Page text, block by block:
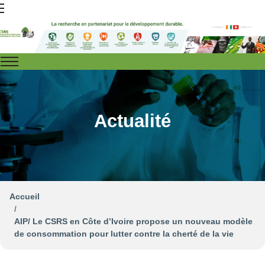
Actualité
Accueil
AIP/ Le CSRS en Côte d’Ivoire propose un nouveau modèle
de consommation pour lutter contre la cherté de la vie